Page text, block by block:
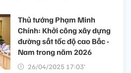
Thủ tướng Phạm Minh
Chính: Khởi công xây dựng
đường sắt tốc độ cao Bắc -
Nam trong năm 2026
26/04/2025 17:03’